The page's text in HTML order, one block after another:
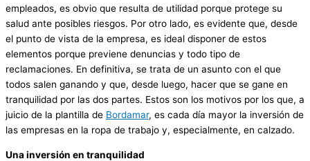
empleados, es obvio que resulta de utilidad porque protege su
salud ante posibles riesgos. Por otro lado, es evidente que, desde
el punto de vista de la empresa, es ideal disponer de estos
elementos porque previene denuncias y todo tipo de
reclamaciones. En definitiva, se trata de un asunto con el que
todos salen ganando y que, desde luego, hacer que se gane en
tranquilidad por las dos partes. Estos son los motivos por los que, a
juicio de la plantilla de Bordamar, es cada día mayor la inversión de
las empresas en la ropa de trabajo y, especialmente, en calzado.
Una inversión en tranquilidad